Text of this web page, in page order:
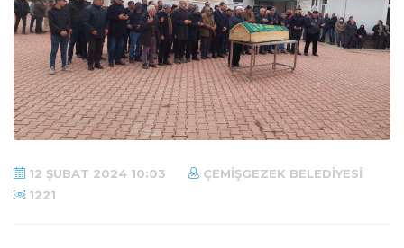
12 ŞUBAT 2024 10:03
ÇEMIŞGEZEK BELEDIYESI
1221